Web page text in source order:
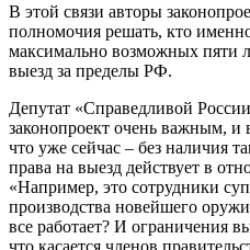
В этой связи авторы
полномочия решать, кто
максимально возможных пяти
выезд за пределы РФ.
Депутат «Справедливой
законопроект очень важным, и
что уже сейчас – без наличия
права на выезд действует в
«Например, это сотрудники
производства новейшего
все работает? И ограничения
что касается членов